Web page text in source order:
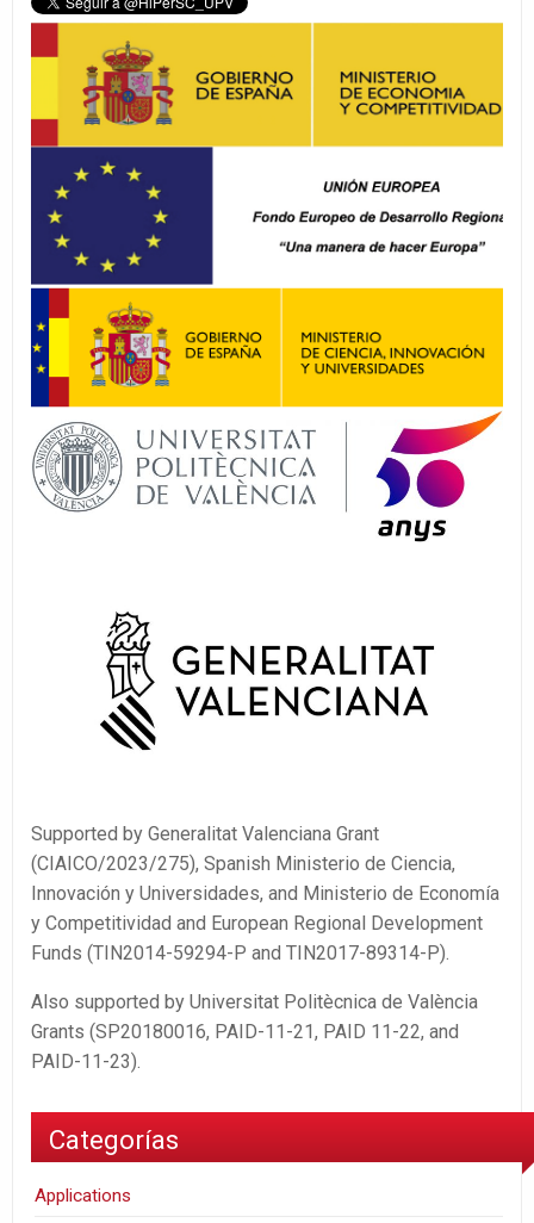
Supported by Generalitat Valenciana Grant
(CIAICO/2023/275), Spanish Ministerio de Ciencia,
Innovación y Universidades, and Ministerio de Economía
y Competitividad and European Regional Development
Funds (TIN2014-59294-P and TIN2017-89314-P).
Also supported by Universitat Politècnica de València
Grants (SP20180016, PAID-11-21, PAID 11-22, and
PAID-11-23).
Categorías
Applications